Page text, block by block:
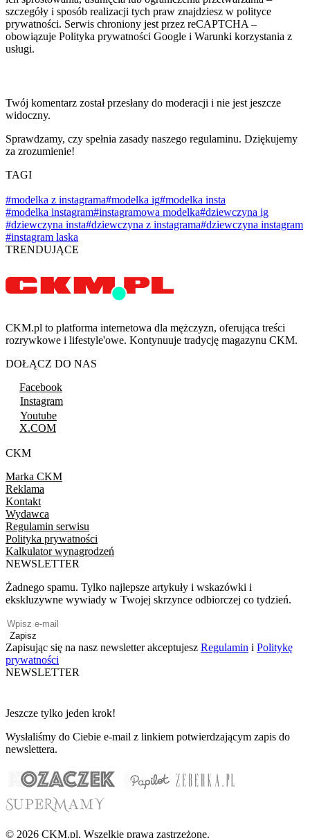
szczegóły i sposób realizacji tych praw znajdziesz w polityce
prywatności. Serwis chroniony jest przez reCAPTCHA –
obowiązuje Polityka prywatności Google i Warunki korzystania z
usługi.
Twój komentarz został przesłany do moderacji i nie jest jeszcze
widoczny.
Sprawdzamy, czy spełnia zasady naszego regulaminu. Dziękujemy
za zrozumienie!
TAGI
#modelka z instagrama#modelka ig#modelka insta
#modelka instagram#instagramowa modelka#dziewczyna ig
#dziewczyna insta#dziewczyna z instagrama#dziewczyna instagram
#instagram laska
TRENDUJĄCE
CKM.pl to platforma internetowa dla mężczyzn, oferująca treści
rozrywkowe i lifestyle'owe. Kontynuuje tradycję magazynu CKM.
DOŁĄCZ DO NAS
Facebook
Instagram
Youtube
X.COM
CKM
Marka CKM
Reklama
Kontakt
Wydawca
Regulamin serwisu
Polityka prywatności
Kalkulator wynagrodzeń
NEWSLETTER
Żadnego spamu. Tylko najlepsze artykuły i wskazówki i
ekskluzywne wywiady w Twojej skrzynce odbiorczej co tydzień.
Zapisz
Zapisując się na nasz newsletter akceptujesz Regulamin i Politykę
prywatności
NEWSLETTER
Jeszcze tylko jeden krok!
Wysłaliśmy do Ciebie e-mail z linkiem potwierdzającym zapis do
newslettera.
© 2026 CKM.pl. Wszelkie prawa zastrzeżone.